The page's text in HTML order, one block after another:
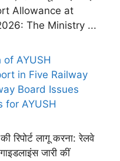
Allowance at
The Ministry ...
AYUSH
in Five Railway
Board Issues
for AYUSH
रिपोर्ट लागू करना: रेलवे
जारी कीं